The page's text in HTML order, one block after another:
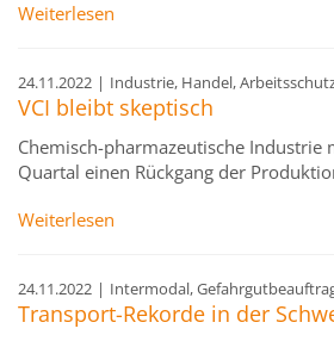
Weiterlesen
24.11.2022 | Industrie, Handel,
VCI bleibt skeptisch
Chemisch-pharmazeutische Industrie
Quartal einen Rückgang der
Weiterlesen
24.11.2022 | Intermodal,
Transport-Rekorde in der